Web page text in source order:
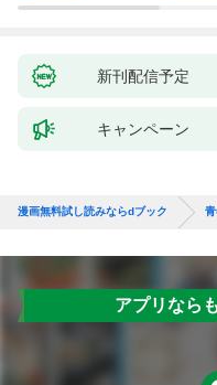
新刊配信予定
キャンペーン
漫画無料試し読みならdブック
アプリなら